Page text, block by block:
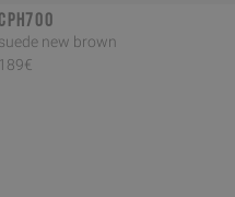
CPH700
suede new brown
189€